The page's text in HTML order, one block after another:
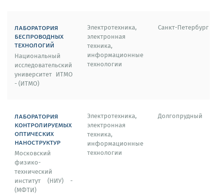
лаборатория
беспроводных
технологий
Национальный
исследовательский
университет ИТМО
- (ИТМО)
Электротехника,
электронная
техника,
информационные
технологии
Санкт-Петербург
лаборатория
контролируемых
оптических
наноструктур
Московский
физико-
технический
институт (НИУ) -
(МФТИ)
Электротехника,
электронная
техника,
информационные
технологии
Долгопрудный